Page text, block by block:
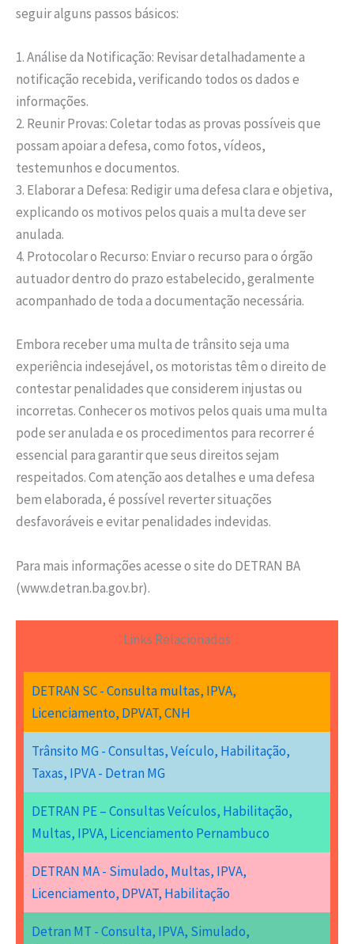
seguir alguns passos básicos:
1. Análise da Notificação: Revisar detalhadamente a
notificação recebida, verificando todos os dados e
informações.
2. Reunir Provas: Coletar todas as provas possíveis que
possam apoiar a defesa, como fotos, vídeos,
testemunhos e documentos.
3. Elaborar a Defesa: Redigir uma defesa clara e objetiva,
explicando os motivos pelos quais a multa deve ser
anulada.
4. Protocolar o Recurso: Enviar o recurso para o órgão
autuador dentro do prazo estabelecido, geralmente
acompanhado de toda a documentação necessária.
Embora receber uma multa de trânsito seja uma
experiência indesejável, os motoristas têm o direito de
contestar penalidades que considerem injustas ou
incorretas. Conhecer os motivos pelos quais uma multa
pode ser anulada e os procedimentos para recorrer é
essencial para garantir que seus direitos sejam
respeitados. Com atenção aos detalhes e uma defesa
bem elaborada, é possível reverter situações
desfavoráveis e evitar penalidades indevidas.
Para mais informações acesse o site do DETRAN BA
(www.detran.ba.gov.br).
Links Relacionados
DETRAN SC - Consulta multas, IPVA,
Licenciamento, DPVAT, CNH
Trânsito MG - Consultas, Veículo, Habilitação,
Taxas, IPVA - Detran MG
DETRAN PE – Consultas Veículos, Habilitação,
Multas, IPVA, Licenciamento Pernambuco
DETRAN MA - Simulado, Multas, IPVA,
Licenciamento, DPVAT, Habilitação
Detran MT - Consulta, IPVA, Simulado,